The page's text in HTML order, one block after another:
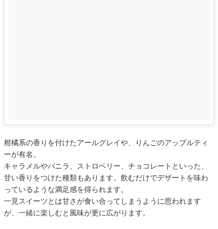
柑橘系の香りを付けたアールグレイや、りんごのアップルティ
ーが有名。
キャラメルやバニラ、ストロベリー、チョコレートといった、
甘い香りをつけた種類もあります。飲むだけでデザートを味わ
っているような満足感を得られます。
一見スイーツとは甘さが食い合ってしまうように思われます
が、一緒に楽しむと風味が更に広がります。